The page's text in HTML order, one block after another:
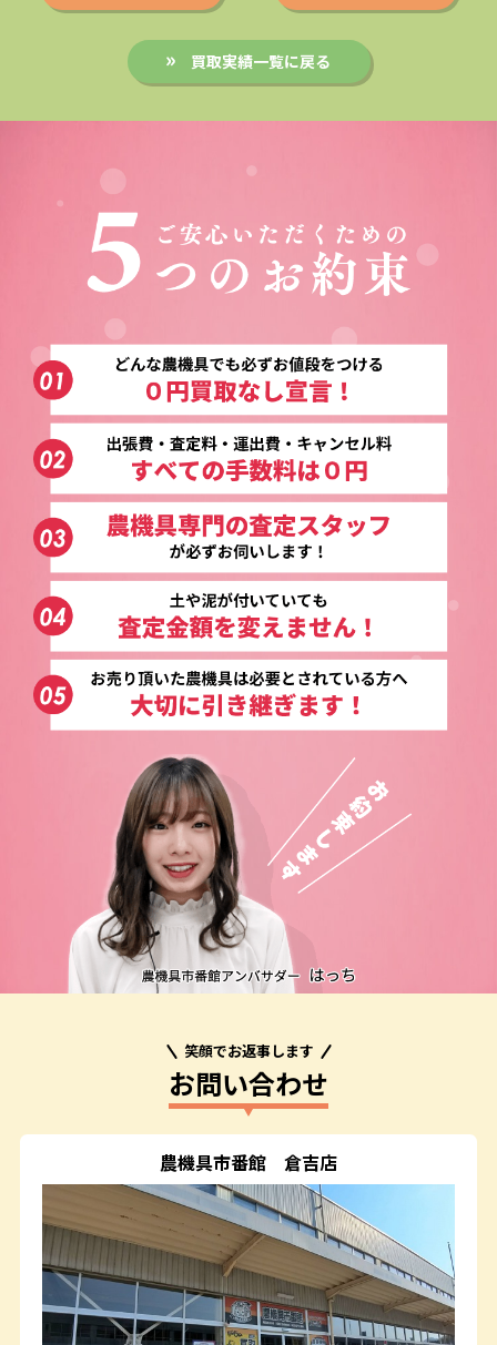
買取実績一覧に戻る
笑顔でお返事します
お問い合わせ
農機具市番館 倉吉店